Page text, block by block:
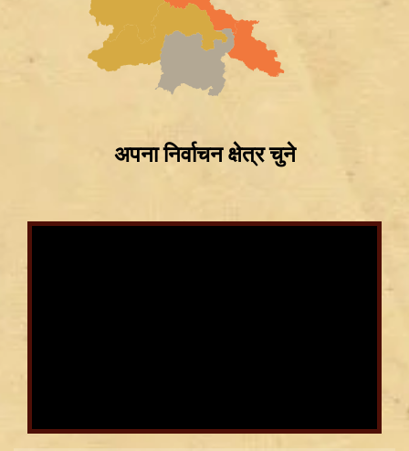
सुरक्षा, Amarnath Yatra सस्पेंड और हाईवे हुआ सील